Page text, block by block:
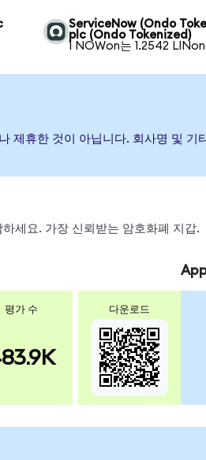
ServiceNow (Ondo
plc (Ondo Tokenized)
1 NOWon는 1.2542
제휴한 것이 아닙니다. 회사명 및
세요. 가장 신뢰받는 암호화폐 지갑.
평가 수 다운로드